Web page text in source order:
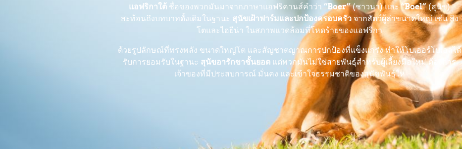
แอฟริกาใต้ ชื่อของพวกมันมาจากภาษาแอฟริคานส์คำว่า“Boer”(ชาวนา) และ“Boel”(สุนัข)
สะท้อนถึงบทบาทดั้งเดิมในฐานะ สุนัขเฝ้าฟาร์มและปกป้องครอบครัวจากสัตว์ผู้ล่าขนาดใหญ่ เช่น สิง
โตและไฮยีน่า ในสภาพแวดล้อมที่โหดร้ายของแอฟริกา
ด้วยรูปลักษณ์ที่ทรงพลัง ขนาดใหญ่โต และสัญชาตญาณการปกป้องที่แข็งแกร่ง ทำให้โบเออร์โบเอลได้
รับการยอมรับในฐานะ สุนัขอารักขาชั้นยอด แต่พวกมันไม่ใช่สายพันธุ์สำหรับผู้เลี้ยงมือใหม่ ต้องการ
เจ้าของที่มีประสบการณ์ มั่นคง และเข้าใจธรรมชาติของสุนัขพันธุ์ให